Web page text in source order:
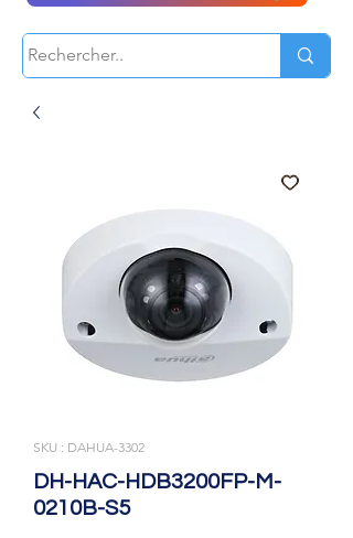
SKU : DAHUA-3302
DH-HAC-HDB3200FP-M-
0210B-S5